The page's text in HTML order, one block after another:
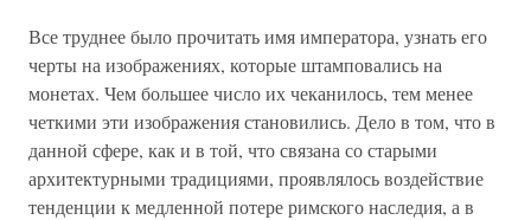
Все труднее было прочитать имя императора, узнать его
черты на изображениях, которые штамповались на
монетах. Чем большее число их чеканилось, тем менее
четкими эти изображения становились. Дело в том, что в
данной сфере, как и в той, что связана со старыми
архитектурными традициями, проявлялось воздействие
тенденции к медленной потере римского наследия, а в